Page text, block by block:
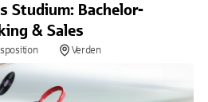
Studium: Bachelor-
& Sales
Verden